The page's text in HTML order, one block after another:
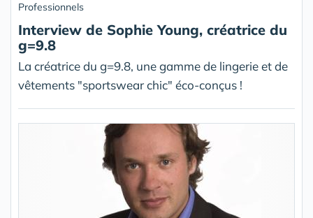
Professionnels
Interview de Sophie Young, créatrice du
g=9.8
La créatrice du g=9.8, une gamme de lingerie et de
vêtements "sportswear chic" éco-conçus !